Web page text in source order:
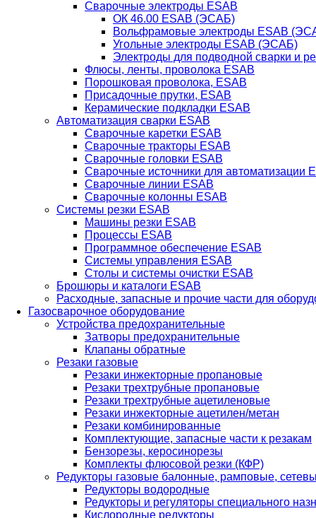
Сварочные электроды ESAB
ОК 46.00 ESAB (ЭСАБ)
Вольфрамовые электроды ESAB
Угольные электроды ESAB (ЭСАБ)
Электроды для подводной сварки и
Флюсы, ленты, проволока ESAB
Порошковая проволока, ESAB
Присадочные прутки, ESAB
Керамические подкладки ESAB
Автоматизация сварки ESAB
Сварочные каретки ESAB
Сварочные тракторы ESAB
Сварочные головки ESAB
Сварочные источники для автоматизации
Сварочные линии ESAB
Сварочные колонны ESAB
Системы резки ESAB
Машины резки ESAB
Процессы ESAB
Программное обеспечение ESAB
Системы управления ESAB
Столы и системы очистки ESAB
Брошюры и каталоги ESAB
Расходные, запасные и прочие части для
Газосварочное оборудование
Устройства предохранительные
Затворы предохранительные
Клапаны обратные
Резаки газовые
Резаки инжекторные пропановые
Резаки трехтрубные пропановые
Резаки трехтрубные ацетиленовые
Резаки инжекторные ацетилен/метан
Резаки комбинированные
Комплектующие, запасные части к резакам
Бензорезы, керосинорезы
Комплекты флюсовой резки (КФР)
Редукторы газовые балонные, рамповые,
Редукторы водородные
Редукторы и регуляторы специального
Кислородные редукторы